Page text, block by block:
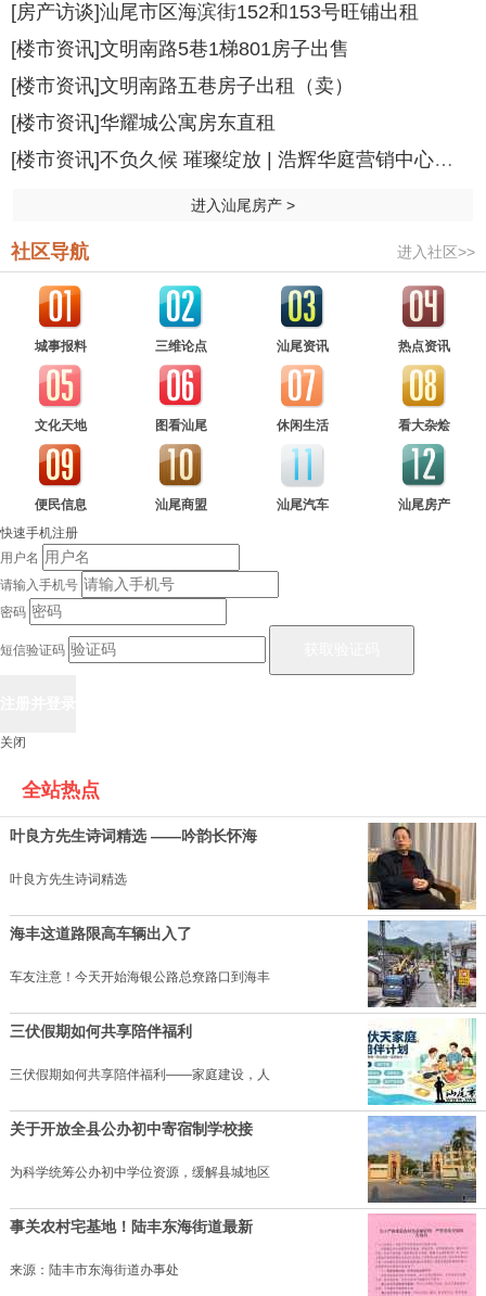
[房产访谈]汕尾市区海滨街152和153号旺铺出租
[楼市资讯]文明南路5巷1梯801房子出售
[楼市资讯]文明南路五巷房子出租（卖）
[楼市资讯]华耀城公寓房东直租
[楼市资讯]不负久候 璀璨绽放 | 浩辉华庭营销中心与样
进入汕尾房产 >
社区导航 进入社区>>
城事报料 三维论点 汕尾资讯 热点资讯
文化天地 图看汕尾 休闲生活 看大杂烩
便民信息 汕尾商盟 汕尾汽车
汕尾房产
快速手机注册
用户名
请输入手机号
密码
短信验证码
关闭
全站热点
叶良方先生诗词精选 ——吟韵长怀海
叶良方先生诗词精选
海丰这道路限高车辆出入了
车友注意！今天开始海银公路总尞路口到海丰
三伏假期如何共享陪伴福利
三伏假期如何共享陪伴福利——家庭建设，人
关于开放全县公办初中寄宿制学校接
为科学统筹公办初中学位资源，缓解县城地区
事关农村宅基地！陆丰东海街道最新
来源：陆丰市东海街道办事处